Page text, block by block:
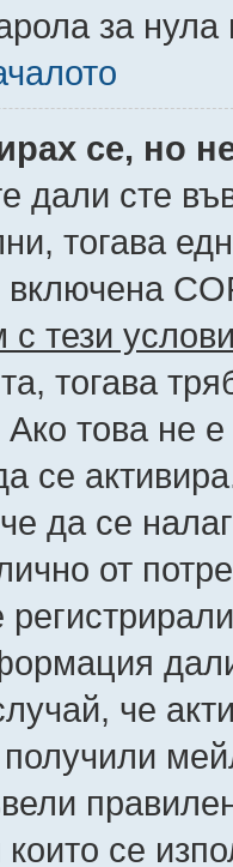
за
се, но
дали сте
тогава
тези
тогава
Ако това не
се
да се
от
че
се